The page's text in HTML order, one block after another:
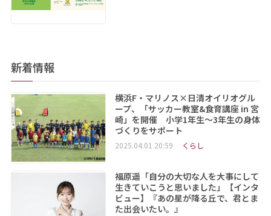
新着情報
横浜F・マリノス×日清オイリオグル
ープ、「サッカー教室&食育講座 in 宮
崎」を開催 小学1年生～3年生の身体
づくりをサポート
2025.04.01 20:59 くらし
福原遥「自分の大切な人を大事にして
生きていこうと思いました」【インタ
ビュー】『あの星が降る丘で、君とま
た出会いたい。』